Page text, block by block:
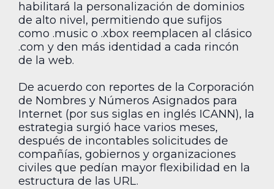
habilitará la personalización de dominios
de alto nivel, permitiendo que sufijos
como .music o .xbox reemplacen al clásico
.com y den más identidad a cada rincón
de la web.
De acuerdo con reportes de la Corporación
de Nombres y Números Asignados para
Internet (por sus siglas en inglés ICANN), la
estrategia surgió hace varios meses,
después de incontables solicitudes de
compañías, gobiernos y organizaciones
civiles que pedían mayor flexibilidad en la
estructura de las URL.